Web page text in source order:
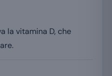
la vitamina D, che